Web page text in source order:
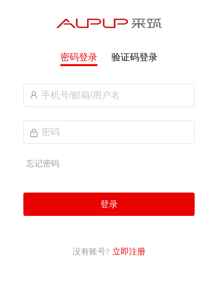
密码登录 验证码登录
忘记密码
登录
没有账号? 立即注册